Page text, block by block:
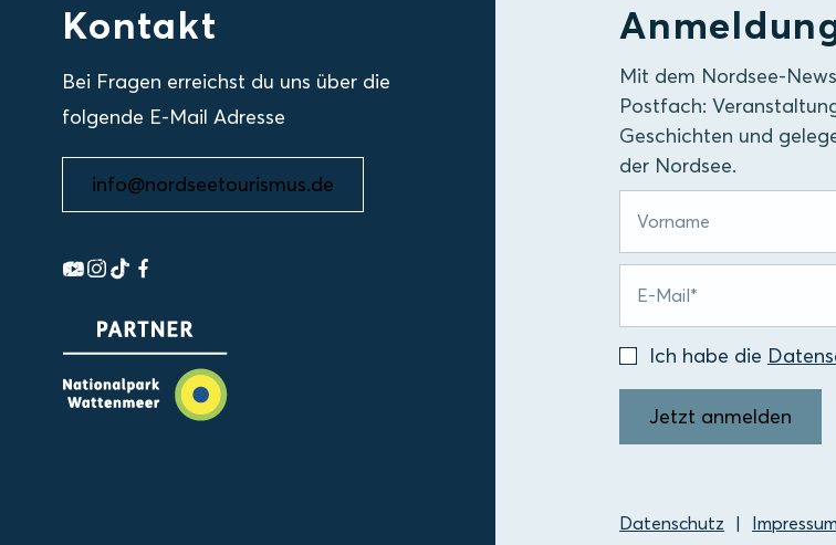
Mit dem Nordsee-
Postfach:
Geschichten und
der Nordsee.
Ich habe die
Jetzt anmelden
Datenschutz Impressum
Kontakt
Bei Fragen erreichst du uns über die
folgende E-Mail Adresse
info@nordseetourismus.de